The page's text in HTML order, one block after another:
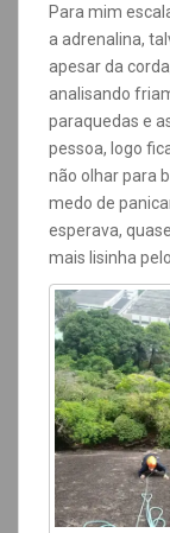
Para mim
a adrenalina,
apesar da
analisando
paraquedas e
pessoa, logo
não olhar para
medo de
esperava,
mais lisinha